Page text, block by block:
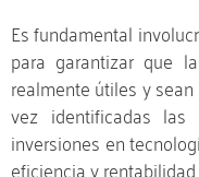
Es fundamental
para garantizar que
realmente útiles y
vez identificadas las
inversiones en
eficiencia y